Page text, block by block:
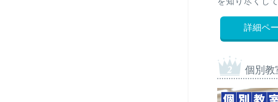
詳細ペ
個別教